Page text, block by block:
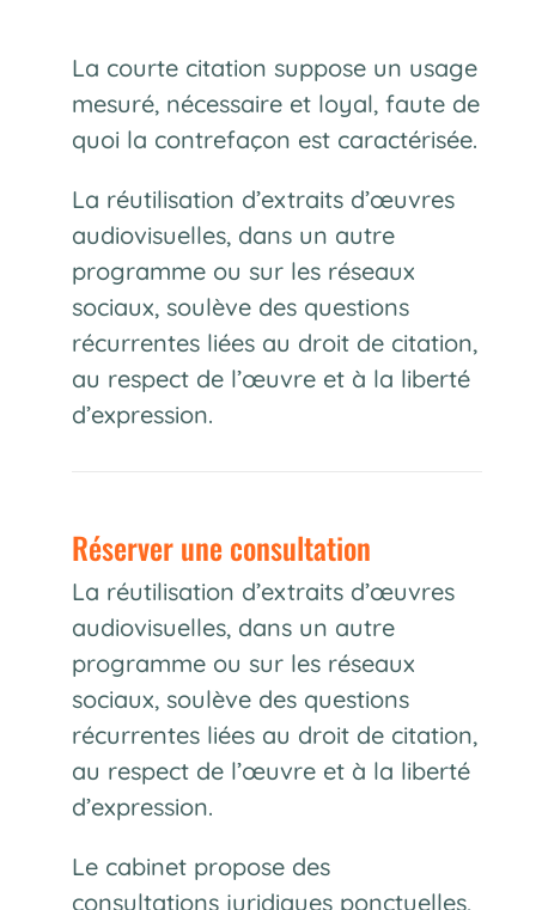
La courte citation suppose un usage
mesuré, nécessaire et loyal, faute de
quoi la contrefaçon est caractérisée.
La réutilisation d’extraits d’œuvres
audiovisuelles, dans un autre
programme ou sur les réseaux
sociaux, soulève des questions
récurrentes liées au droit de citation,
au respect de l’œuvre et à la liberté
d’expression.
Réserver une consultation
La réutilisation d’extraits d’œuvres
audiovisuelles, dans un autre
programme ou sur les réseaux
sociaux, soulève des questions
récurrentes liées au droit de citation,
au respect de l’œuvre et à la liberté
d’expression.
Le cabinet propose des
consultations juridiques ponctuelles,